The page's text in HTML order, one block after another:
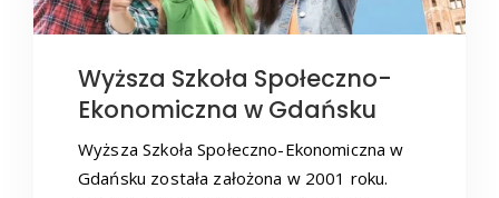
Wyższa Szkoła Społeczno-
Ekonomiczna w Gdańsku
Wyższa Szkoła Społeczno-Ekonomiczna w
Gdańsku została założona w 2001 roku.